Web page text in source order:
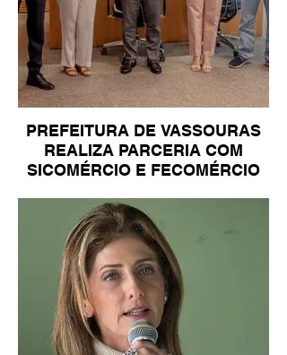
PREFEITURA DE VASSOURAS
REALIZA PARCERIA COM
SICOMÉRCIO E FECOMÉRCIO